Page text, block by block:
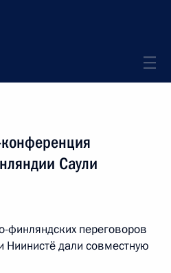
Саули
финляндских переговоров
Ниинистё дали совместную